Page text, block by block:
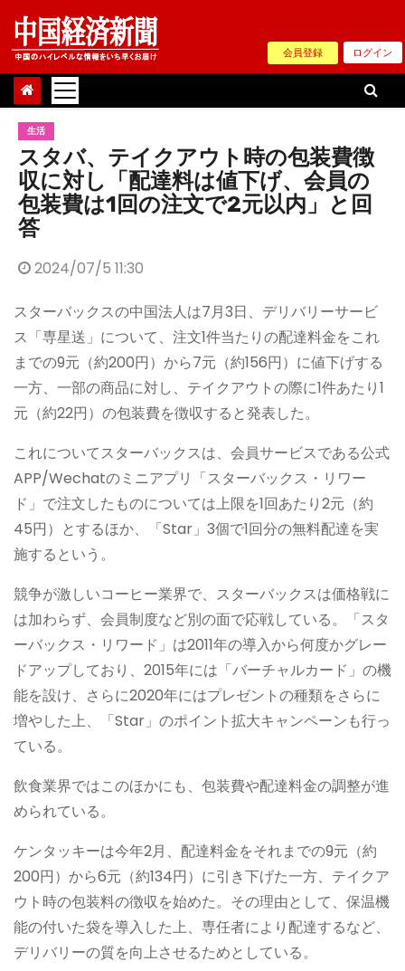
Skip
content
会員登録 ログイン
生活
スタバ、テイクアウト時の包装費徴
収に対し「配達料は値下げ、会員の
包装費は1回の注文で2元以内」と回
答
2024/07/5 11:30
スターバックスの中国法人は7月3日、デリバリーサービ
ス「専星送」について、注文1件当たりの配達料金をこれ
までの9元（約200円）から7元（約156円）に値下げする
一方、一部の商品に対し、テイクアウトの際に1件あたり1
元（約22円）の包装費を徴収すると発表した。
これについてスターバックスは、会員サービスである公式
APP/Wechatのミニアプリ「スターバックス・リワー
ド」で注文したものについては上限を1回あたり2元（約
45円）とするほか、「Star」3個で1回分の無料配達を実
施するという。
競争が激しいコーヒー業界で、スターバックスは価格戦に
は加わらず、会員制度など別の面で応戦している。「スタ
ーバックス・リワード」は2011年の導入から何度かグレー
ドアップしており、2015年には「バーチャルカード」の機
能を設け、さらに2020年にはプレゼントの種類をさらに
増やした上、「Star」のポイント拡大キャンペーンも行っ
ている。
飲食業界ではこのほかにも、包装費や配達料金の調整が進
められている。
ケンタッキーは今年2月、配達料金をそれまでの9元（約
200円）から6元（約134円）に引き下げた一方、テイクア
ウト時の包装料の徴収を始めた。その理由として、保温機
能の付いた袋を導入した上、専任者により配達するなど、
デリバリーの質を向上させるためとしている。